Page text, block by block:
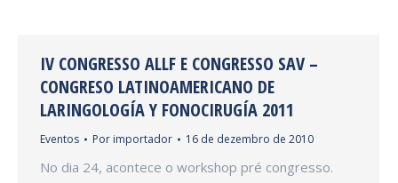
IV CONGRESSO ALLF E CONGRESSO SAV –
CONGRESO LATINOAMERICANO DE
LARINGOLOGÍA Y FONOCIRUGÍA 2011
Eventos Por importador 16 de dezembro de 2010
No dia 24, acontece o workshop pré congresso.